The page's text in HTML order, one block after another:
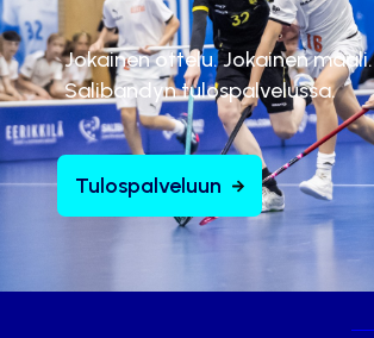
Jokainen ottelu. Jokainen maali.
Salibandyn tulospalvelussa.
Tulospalveluun